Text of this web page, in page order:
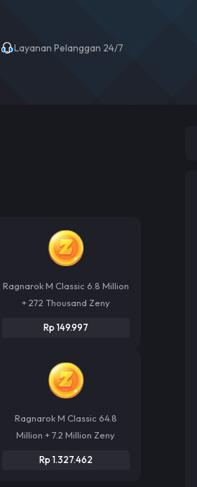
Layanan Pelanggan 24/7
Ragnarok M Classic 6.8 Million
+ 272 Thousand Zeny
Rp 149.997
Ragnarok M Classic 64.8
Million + 7.2 Million Zeny
Rp 1.327.462